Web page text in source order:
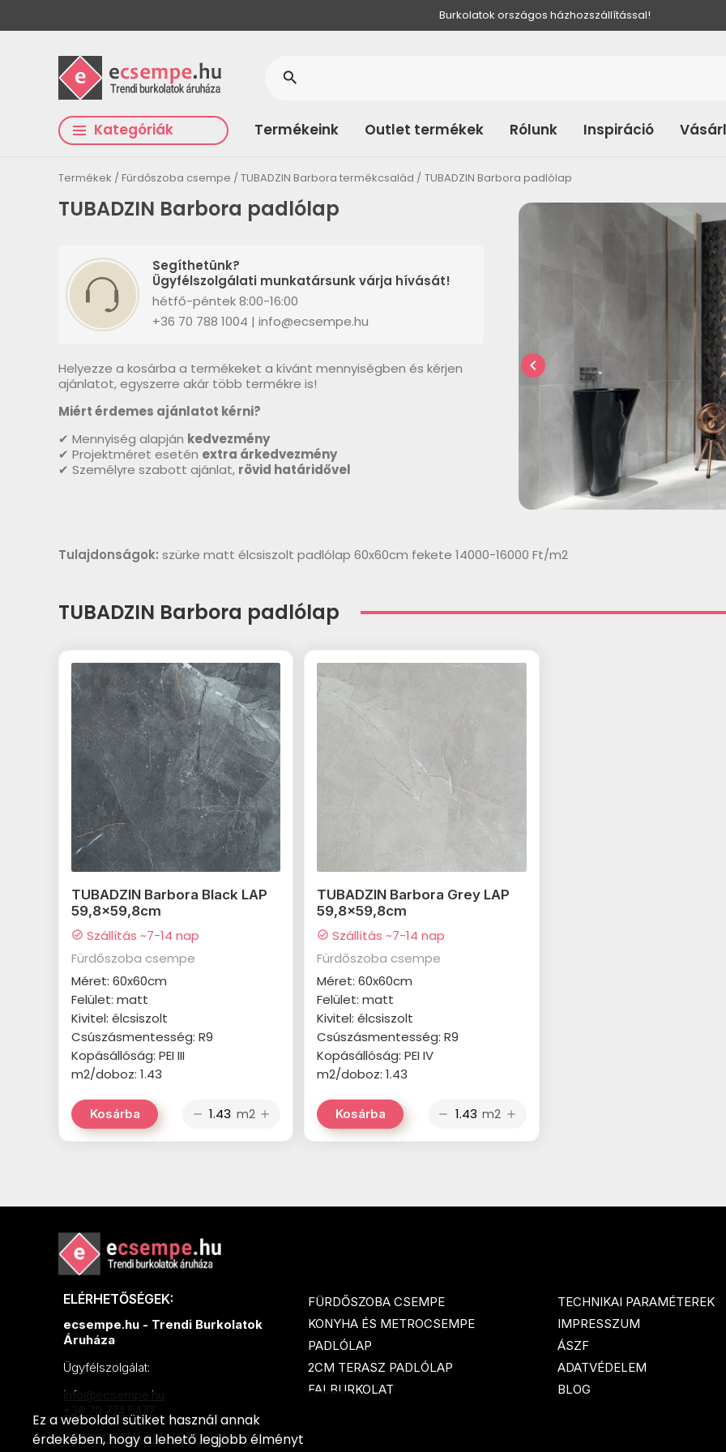
Burkolatok országos házhozszállítással!
Kategóriák Termékeink Outlet termékek Rólunk Inspiráció
search
Termékek Fürdőszoba csempe TUBADZIN Barbora termékcsalád TUBADZIN Barbora padlólap
TUBADZIN Barbora padlólap
Segíthetünk?
Ügyfélszolgálati munkatársunk várja hívását!
hétfő-péntek 8:00-16:00
+36 70 788 1004 | info@ecsempe.hu
Helyezze a kosárba a termékeket a kívánt mennyiségben és kérjen
ajánlatot, egyszerre akár több termékre is!
Miért érdemes ajánlatot kérni?
✔ Mennyiség alapján kedvezmény
✔ Projektméret esetén extra árkedvezmény
✔ Személyre szabott ajánlat, rövid határidővel
chevron_left
Tulajdonságok: szürke matt élcsiszolt padlólap 60x60cm fekete 14000-16000 Ft/m2
TUBADZIN Barbora padlólap
TUBADZIN Barbora Black LAP
59,8x59,8cm
check_circle Szállítás ~7-14 nap
Fürdőszoba csempe
Méret: 60x60cm
Felület: matt
Kivitel: élcsiszolt
Csúszásmentesség: R9
Kopásállóság: PEI III
m2/doboz: 1.43
Kosárba remove m2 add
TUBADZIN Barbora Grey LAP
59,8x59,8cm
check_circle Szállítás ~7-14 nap
Fürdőszoba csempe
Méret: 60x60cm
Felület: matt
Kivitel: élcsiszolt
Csúszásmentesség: R9
Kopásállóság: PEI IV
m2/doboz: 1.43
Kosárba remove m2 add
ELÉRHETŐSÉGEK:
ecsempe.hu - Trendi Burkolatok
Áruháza
Ügyfélszolgálat:
info@ecsempe.hu
+36 70 774 5477
KAPCSOLAT és NYITVATARTÁS
FÜRDŐSZOBA CSEMPE
KONYHA ÉS METROCSEMPE
PADLÓLAP
2CM TERASZ PADLÓLAP
FALBURKOLAT
TECHNIKAI PARAMÉTEREK
IMPRESSZUM
ÁSZF
ADATVÉDELEM
BLOG
Ez a weboldal sütiket használ annak
érdekében, hogy a lehető legjobb élményt